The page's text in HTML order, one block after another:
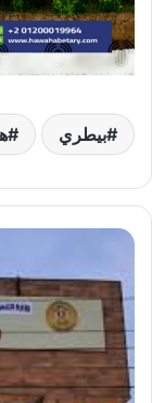
بيطري
وزيرة
المحلية
تُعلن
التشغيل
التجريبي
لأربعة
مجازر